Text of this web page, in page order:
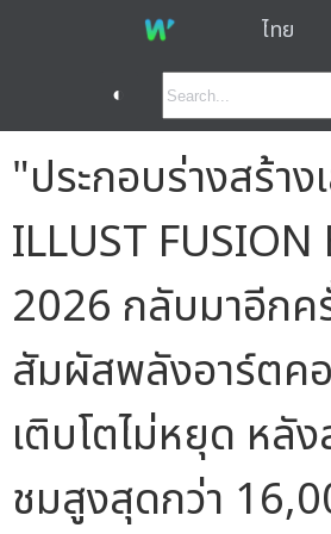
ไทย
◐
"ประกอบร่างสร้าง
ILLUST FUSION
2026 กลับมาอีกค
สัมผัสพลังอาร์ตค
เติบโตไม่หยุด หลั
ชมสูงสุดกว่า